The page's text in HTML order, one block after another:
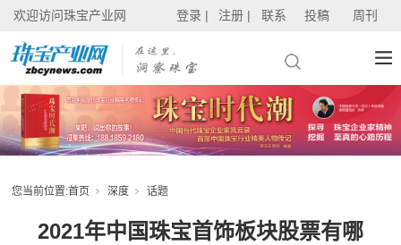
欢迎访问珠宝产业网 登录 | 注册 | 联系 投稿 周刊
您当前位置:首页 深度 话题
2021年中国珠宝首饰板块股票有哪